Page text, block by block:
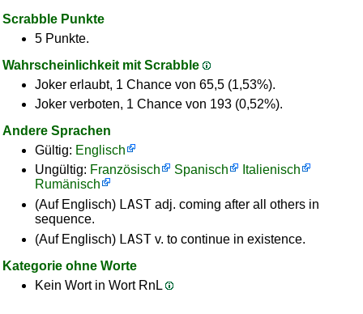
Scrabble Punkte
5 Punkte.
Wahrscheinlichkeit mit Scrabble
Joker erlaubt, 1 Chance von 65,5 (1,53%).
Joker verboten, 1 Chance von 193 (0,52%).
Andere Sprachen
Gültig: Englisch
Ungültig: Französisch Spanisch
Italienisch
Rumänisch
(Auf Englisch) LAST adj. coming after all others in
sequence.
(Auf Englisch) LAST v. to continue in existence.
Kategorie ohne Worte
Kein Wort in Wort RnL